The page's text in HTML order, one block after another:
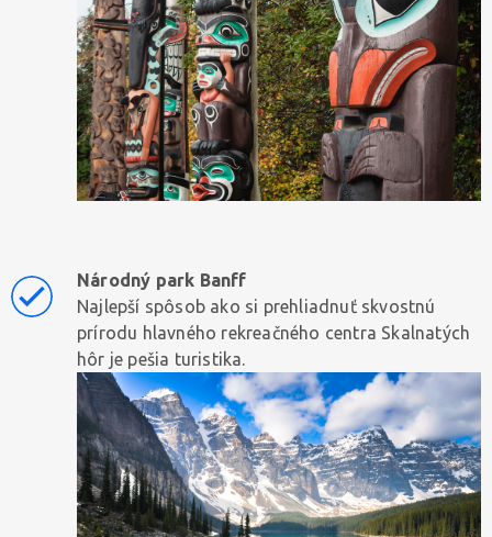
Národný park Banff
Najlepší spôsob ako si prehliadnuť skvostnú
prírodu hlavného rekreačného centra Skalnatých
hôr je pešia turistika.